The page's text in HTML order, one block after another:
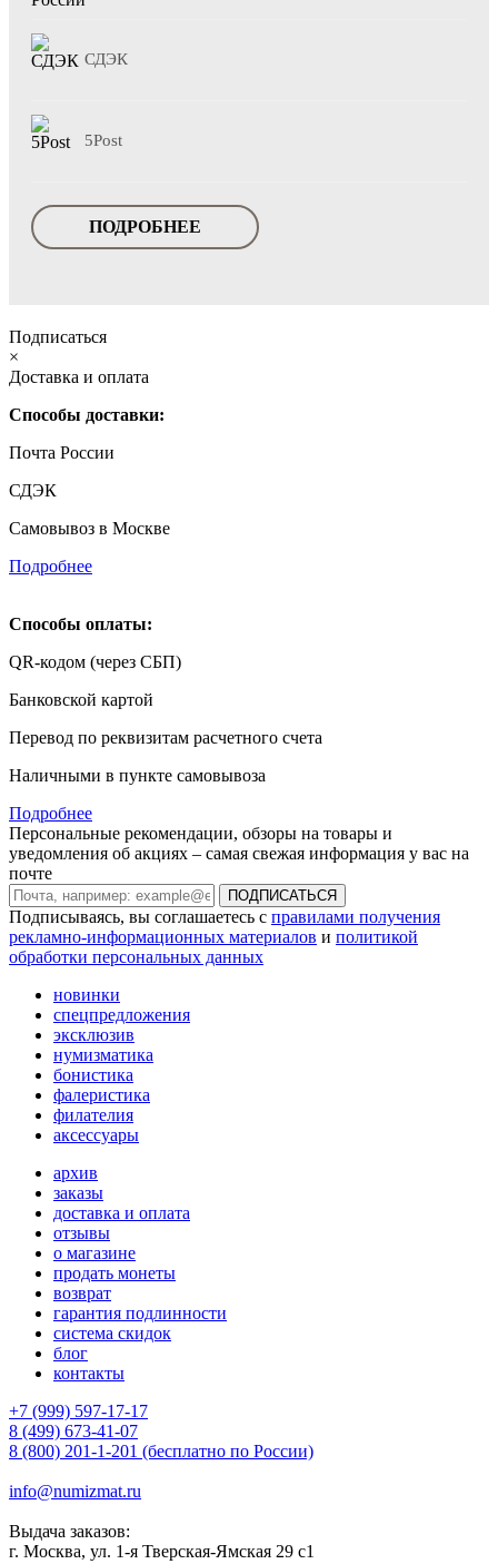
СДЭК
5Post
ПОДРОБНЕЕ
Подписаться
×
Доставка и оплата
Способы доставки:
Почта России
СДЭК
Самовывоз в Москве
Подробнее
Способы оплаты:
QR-кодом (через СБП)
Банковской картой
Перевод по реквизитам расчетного счета
Наличными в пункте самовывоза
Подробнее
Персональные рекомендации, обзоры на товары и
уведомления об акциях – самая свежая информация у вас на
почте
ПОДПИСАТЬСЯ
Подписываясь, вы соглашаетесь с правилами получения
рекламно-информационных материалов и политикой
обработки персональных данных
новинки
спецпредложения
эксклюзив
нумизматика
бонистика
фалеристика
филателия
аксессуары
архив
заказы
доставка и оплата
отзывы
о магазине
продать монеты
возврат
гарантия подлинности
система скидок
блог
контакты
+7 (999) 597-17-17
8 (499) 673-41-07
8 (800) 201-1-201 (бесплатно по России)
info@numizmat.ru
Выдача заказов:
г. Москва, ул. 1-я Тверская-Ямская 29 с1